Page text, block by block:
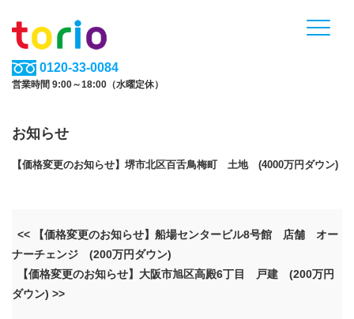
0120-33-0084
営業時間 9:00～18:00（水曜定休）
お知らせ
【価格変更のお知らせ】堺市北区百舌鳥梅町 土地 (4000万円ダウン)
<< 【価格変更のお知らせ】船場センタービル8号館 店舗 オー
ナーチェンジ (200万円ダウン)
【価格変更のお知らせ】大阪市旭区高殿6丁目 戸建 (200万円
ダウン) >>